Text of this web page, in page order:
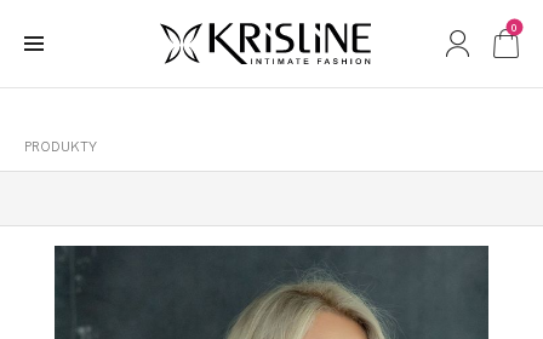
0
PRODUKTY